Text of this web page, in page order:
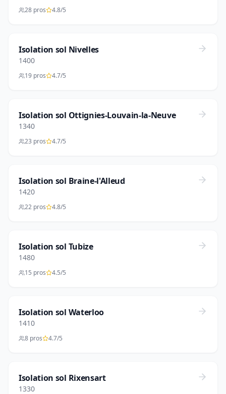
28 pros 4.8/5
Isolation sol Nivelles
1400
19 pros 4.7/5
Isolation sol Ottignies-Louvain-la-Neuve
1340
23 pros 4.7/5
Isolation sol Braine-l'Alleud
1420
22 pros 4.8/5
Isolation sol Tubize
1480
15 pros 4.5/5
Isolation sol Waterloo
1410
8 pros 4.7/5
Isolation sol Rixensart
1330